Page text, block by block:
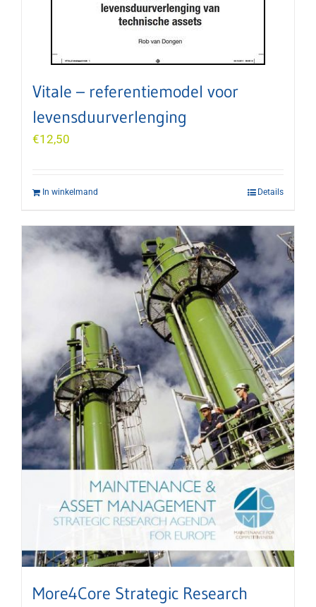
Vitale – referentiemodel voor
levensduurverlenging
€12,50
In winkelmand Details
More4Core Strategic Research